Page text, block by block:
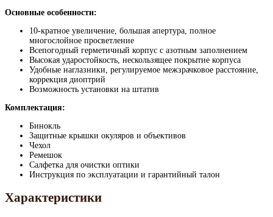
Основные особенности:
10-кратное увеличение, большая апертура, полное
многослойное просветление
Всепогодный герметичный корпус с азотным заполнением
Высокая ударостойкость, нескользящее покрытие корпуса
Удобные наглазники, регулируемое межзрачковое расстояние,
коррекция диоптрий
Возможность установки на штатив
Комплектация:
Бинокль
Защитные крышки окуляров и объективов
Чехол
Ремешок
Салфетка для очистки оптики
Инструкция по эксплуатации и гарантийный талон
Характеристики